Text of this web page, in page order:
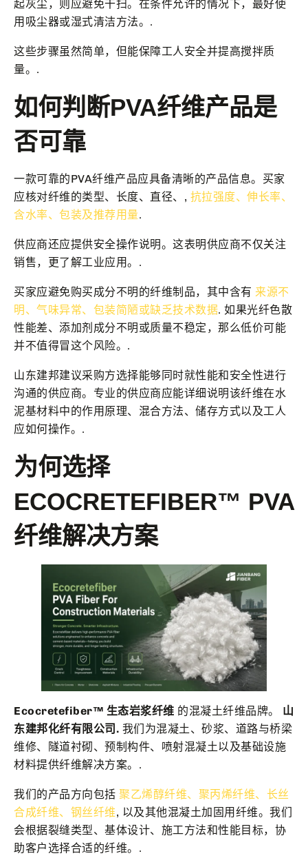
起灰尘，则应避免干扫。在条件允许的情况下，最好使
用吸尘器或湿式清洁方法。.
这些步骤虽然简单，但能保障工人安全并提高搅拌质
量。.
如何判断PVA纤维产品是
否可靠
一款可靠的PVA纤维产品应具备清晰的产品信息。买家
应核对纤维的类型、长度、直径、, 抗拉强度、伸长率、
含水率、包装及推荐用量.
供应商还应提供安全操作说明。这表明供应商不仅关注
销售，更了解工业应用。.
买家应避免购买成分不明的纤维制品，其中含有 来源不
明、气味异常、包装简陋或缺乏技术数据. 如果光纤色散
性能差、添加剂成分不明或质量不稳定，那么低价可能
并不值得冒这个风险。.
山东建邦建议采购方选择能够同时就性能和安全性进行
沟通的供应商。专业的供应商应能详细说明该纤维在水
泥基材料中的作用原理、混合方法、储存方式以及工人
应如何操作。.
为何选择
ECOCRETEFIBER™ PVA
纤维解决方案
Ecocretefiber™ 生态岩浆纤维 的混凝土纤维品牌。 山
东建邦化纤有限公司. 我们为混凝土、砂浆、道路与桥梁
维修、隧道衬砌、预制构件、喷射混凝土以及基础设施
材料提供纤维解决方案。.
我们的产品方向包括 聚乙烯醇纤维、聚丙烯纤维、长丝
合成纤维、钢丝纤维, 以及其他混凝土加固用纤维。我们
会根据裂缝类型、基体设计、施工方法和性能目标，协
助客户选择合适的纤维。.